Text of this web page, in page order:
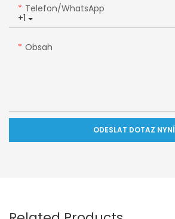
+1
Telefon/WhatsApp
Obsah
ODESLAT DOTAZ NYNÍ